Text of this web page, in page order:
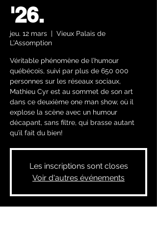
'26.
jeu. 12 mars
  |
Vieux Palais de
L'Assomption
Véritable phénomène de l’humour
québécois, suivi par plus de 650 000
personnes sur les réseaux sociaux,
Mathieu Cyr est au sommet de son art
dans ce deuxième one man show, où il
explose la scène avec un humour
décapant, sans filtre, qui brasse autant
qu’il fait du bien!
Les inscriptions sont closes
Voir d'autres événements